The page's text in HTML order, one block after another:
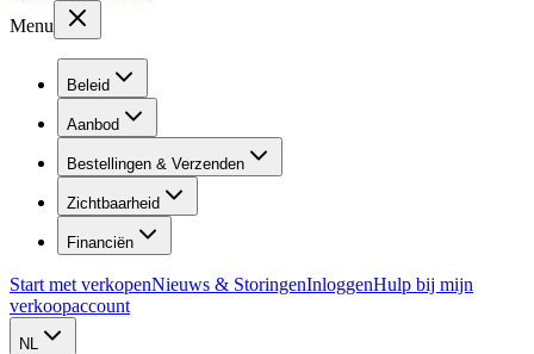
Menu
Beleid
Aanbod
Bestellingen & Verzenden
Zichtbaarheid
Financiën
Start met verkopenNieuws & StoringenInloggenHulp bij mijn
verkoopaccount
NL